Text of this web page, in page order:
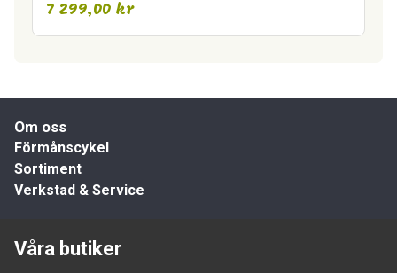
7 299,00 kr
Om oss
Förmånscykel
Sortiment
Verkstad & Service
Våra butiker